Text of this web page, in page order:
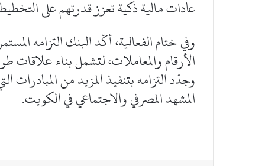
عادات مالية ذكية تعزز قدرتهم على
وفي ختام الفعالية، أكّد البنك التزامه
الأرقام والمعاملات، لتشمل بناء علاقات
وجدّد التزامه بتنفيذ المزيد من المبادرات
المشهد المصرفي والاجتماعي في الكويت.